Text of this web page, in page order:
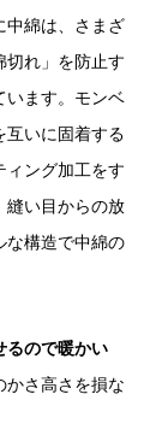
中綿は、さまざ
切れ」を防止す
います。モンベ
互いに固着する
ィング加工をす
縫い目からの放
な構造で中綿の
るので暖かい
かさ高さを損な